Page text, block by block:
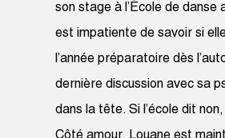
son stage à l’École de danse
est impatiente de savoir si
l’année préparatoire dès
dernière discussion avec sa
dans la tête. Si l’école dit
Côté amour, Louane est